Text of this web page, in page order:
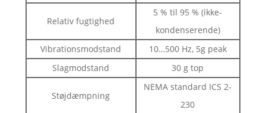
Relativ fugtighed
5 % til 95 % (ikke-
kondenserende)
Vibrationsmodstand
10…500 Hz, 5g peak
Slagmodstand
30 g top
Støjdæmpning
NEMA standard ICS 2-
230